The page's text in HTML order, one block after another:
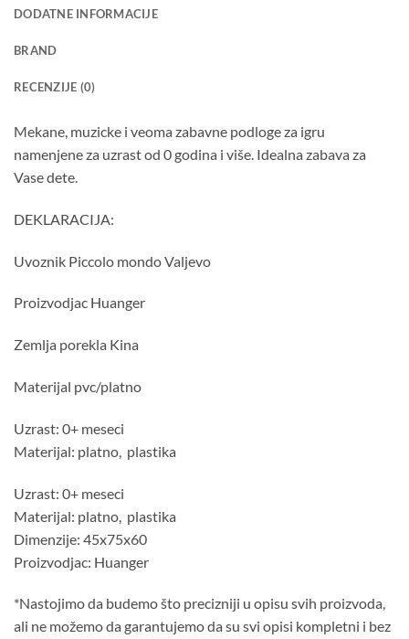
DODATNE INFORMACIJE
BRAND
RECENZIJE (0)
Mekane, muzicke i veoma zabavne podloge za igru
namenjene za uzrast od 0 godina i više. Idealna zabava za
Vase dete.
DEKLARACIJA:
Uvoznik Piccolo mondo Valjevo
Proizvodjac Huanger
Zemlja porekla Kina
Materijal pvc/platno
Uzrast: 0+ meseci
Materijal: platno, plastika
Uzrast: 0+ meseci
Materijal: platno, plastika
Dimenzije: 45x75x60
Proizvodjac: Huanger
*Nastojimo da budemo što precizniji u opisu svih proizvoda,
ali ne možemo da garantujemo da su svi opisi kompletni i bez